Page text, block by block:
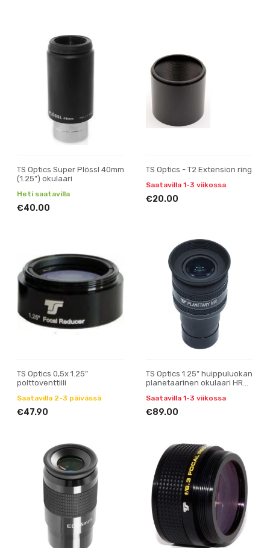
TS Optics Super Plössl 40mm
(1.25”) okulaari
Heti saatavilla
€40.00
TS Optics - T2 Extension ring
Saatavilla 1-3 viikossa
€20.00
TS Optics 0,5x 1.25”
polttoventtiili
Saatavilla 2-3 päivässä
€47.90
TS Optics 1.25” huippuluokan
planetaarinen okulaari HR
Saatavilla 1-3 viikossa
€89.00